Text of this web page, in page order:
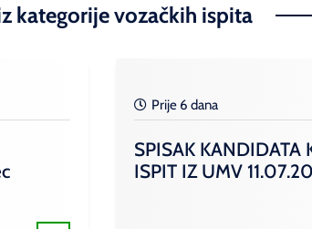
kategorije vozačkih ispita
Prije 6 dana
SPISAK KANDIDATA
ISPIT IZ UMV